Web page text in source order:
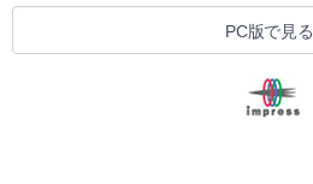
PC版で見る